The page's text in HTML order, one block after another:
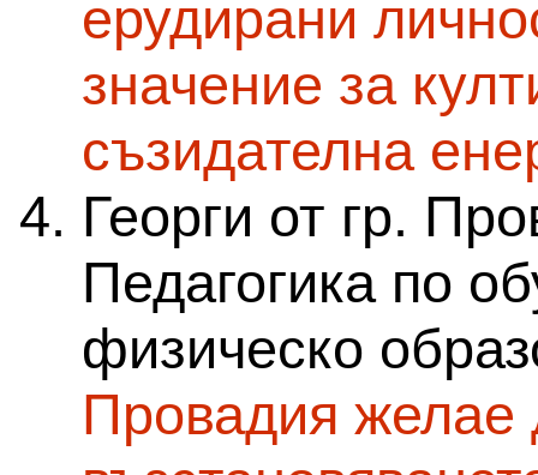
ерудирани
значение за
съзидателна
Георги от гр.
Педагогика по
физическо
Провадия желае